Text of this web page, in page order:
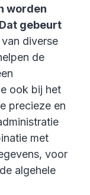
worden
gebeurt
van diverse
de
ook bij het
precieze en
met
voor
algehele